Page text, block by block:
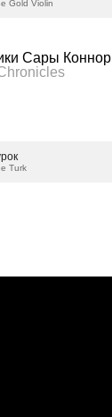
Gold Violin
Сары Коннор
Turk